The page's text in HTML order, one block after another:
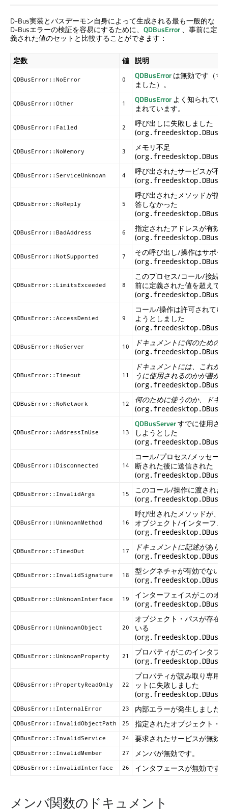
D-Bus実装とバスデーモン自身によって生成される最も一般的な
D-Busエラーの検証を容易にするために、 QDBusError、事前に定
義された値のセットと比較することができます：
定数 値 説明
QDBusError::NoError 0 QDBusErrorは無効です（す
ました）。
QDBusError::Other 1 QDBusErrorよく知られてい
まれています。
QDBusError::Failed 2
呼び出しに失敗しました
(
QDBusError::NoMemory 3
メモリ不足
(
QDBusError::ServiceUnknown 4
呼び出されたサービスが不明
(
QDBusError::NoReply 5
呼び出されたメソッドが指
答しなかった
(
QDBusError::BadAddress 6
指定されたアドレスが有効
(
QDBusError::NotSupported 7
その呼び出し/操作はサポー
(
QDBusError::LimitsExceeded 8
このプロセス/コール/接続
前に定義された値を超えて
(
QDBusError::AccessDenied 9
コール/操作は許可されてい
ようとしました
(
QDBusError::NoServer 10
ドキュメントに何のための
(
QDBusError::Timeout 11
ドキュメントには、これが
うに使用されるのかが書か
(
QDBusError::NoNetwork 12
何のために使うのか、ドキ
(
QDBusError::AddressInUse 13
QDBusServerすでに使用さ
しようとした
(
QDBusError::Disconnected 14
コール/プロセス/メッセー
断された後に送信された
(
QDBusError::InvalidArgs 15
このコール/操作に渡された
(
QDBusError::UnknownMethod 16
呼び出されたメソッドが、
オブジェクト/インターフェ
(
QDBusError::TimedOut 17
ドキュメントに記述がありま
(
QDBusError::InvalidSignature 18
型シグネチャが有効でない
(
QDBusError::UnknownInterface 19
インターフェイスがこのオ
(
QDBusError::UnknownObject 20
オブジェクト・パスが存在
いる
(
QDBusError::UnknownProperty 21
プロパティがこのインタフ
(
QDBusError::PropertyReadOnly 22
プロパティが読み取り専用
ットに失敗しました
(
QDBusError::InternalError 23 内部エラーが発生しました。
QDBusError::InvalidObjectPath 25 指定されたオブジェクト・
QDBusError::InvalidService 24 要求されたサービスが無効
QDBusError::InvalidMember 27 メンバが無効です。
QDBusError::InvalidInterface 26 インタフェースが無効です。
メンバ関数のドキュメント